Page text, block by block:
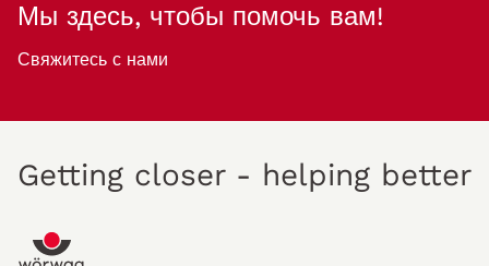
Мы здесь, чтобы помочь вам!
Свяжитесь с нами
Getting closer - helping better